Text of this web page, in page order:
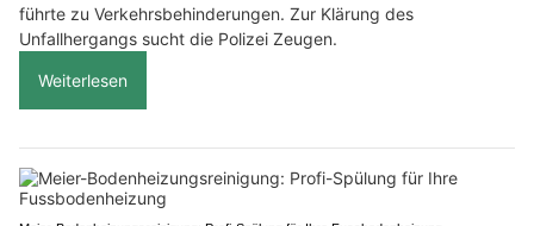
führte zu Verkehrsbehinderungen. Zur Klärung des
Unfallhergangs sucht die Polizei Zeugen.
Weiterlesen